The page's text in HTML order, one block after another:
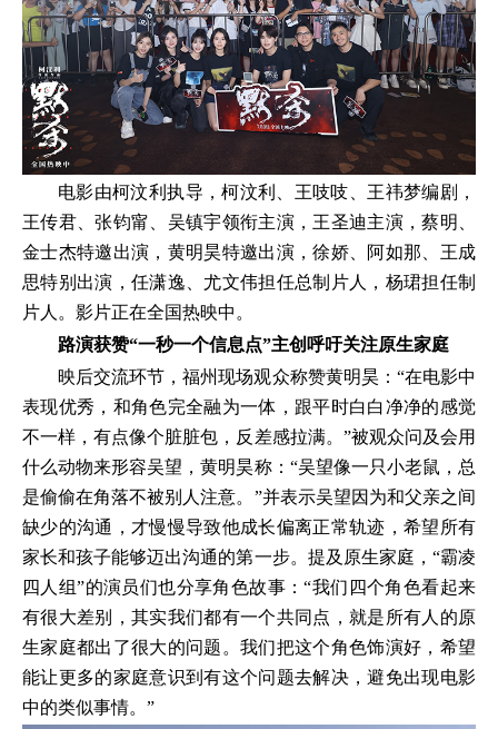
电影由柯汶利执导，柯汶利、王吱吱、王祎梦编剧，
王传君、张钧甯、吴镇宇领衔主演，王圣迪主演，蔡明、
金士杰特邀出演，黄明昊特邀出演，徐娇、阿如那、王成
思特别出演，任潇逸、尤文伟担任总制片人，杨珺担任制
片人。影片正在全国热映中。
路演获赞“一秒一个信息点”主创呼吁关注原生家庭
映后交流环节，福州现场观众称赞黄明昊：“在电影中
表现优秀，和角色完全融为一体，跟平时白白净净的感觉
不一样，有点像个脏脏包，反差感拉满。”被观众问及会用
什么动物来形容吴望，黄明昊称：“吴望像一只小老鼠，总
是偷偷在角落不被别人注意。”并表示吴望因为和父亲之间
缺少的沟通，才慢慢导致他成长偏离正常轨迹，希望所有
家长和孩子能够迈出沟通的第一步。提及原生家庭，“霸凌
四人组”的演员们也分享角色故事：“我们四个角色看起来
有很大差别，其实我们都有一个共同点，就是所有人的原
生家庭都出了很大的问题。我们把这个角色饰演好，希望
能让更多的家庭意识到有这个问题去解决，避免出现电影
中的类似事情。”